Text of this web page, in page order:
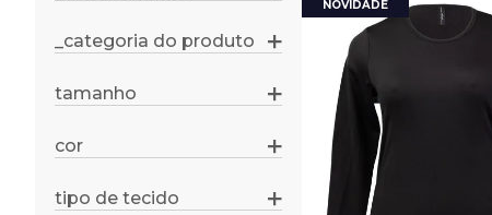
_categoria do produto
tamanho
m
gg
cor
marrom
tipo de tecido